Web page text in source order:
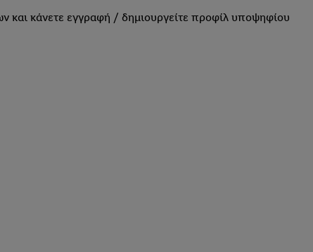
και κάνετε εγγραφή / δημιουργείτε προφίλ υποψηφίου